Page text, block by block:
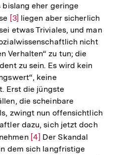
Auflösung
der
Fußnote
eher geringe
Zur
Auflösung
der
Fußnote
[3] liegen aber sicherlich
etwas Triviales, und man
nicht
Verhalten“ zu tun; die
zu sein. Es wird kein
keine
Erst die jüngste
die scheinbare
zwingt nun offensichtlich
dazu, sich jetzt doch
Zur
Auflösung
[4] Der Skandal
dem sich langfristige